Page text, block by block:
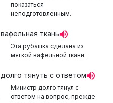
показаться
неподготовленным.
вафельная ткань
Эта рубашка сделана из
мягкой вафельной ткани.
долго тянуть с ответом
Министр долго тянул с
ответом на вопрос, прежде